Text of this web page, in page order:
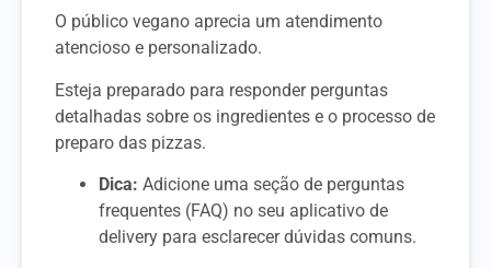
O público vegano aprecia um atendimento
atencioso e personalizado.
Esteja preparado para responder perguntas
detalhadas sobre os ingredientes e o processo de
preparo das pizzas.
Dica: Adicione uma seção de perguntas
frequentes (FAQ) no seu aplicativo de
delivery para esclarecer dúvidas comuns.